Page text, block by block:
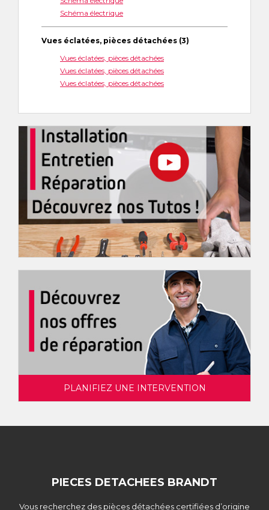
Schéma électrique
Vues éclatées, pièces détachées (3)
Vues éclatées, pièces détachées
Vues éclatées, pièces détachées
Vues éclatées, pièces détachées
PLANIFIEZ UNE INTERVENTION
PIECES DETACHEES BRANDT
Vous recherchez des pièces détachées certifiées d’origine